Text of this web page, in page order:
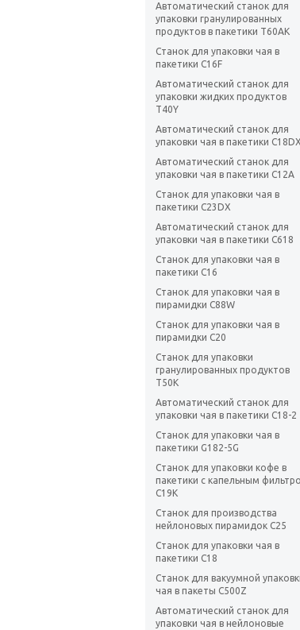
Автоматический станок для
упаковки гранулированных
продуктов в пакетики T60AK
Станок для упаковки чая в
пакетики C16F
Автоматический станок для
упаковки жидких продуктов
T40Y
Автоматический станок для
упаковки чая в пакетики C18DX
Автоматический станок для
упаковки чая в пакетики C12A
Станок для упаковки чая в
пакетики C23DX
Автоматический станок для
упаковки чая в пакетики C618
Станок для упаковки чая в
пакетики C16
Станок для упаковки чая в
пирамидки C88W
Станок для упаковки чая в
пирамидки C20
Станок для упаковки
гранулированных продуктов
T50K
Автоматический станок для
упаковки чая в пакетики C18-2
Станок для упаковки чая в
пакетики G182-5G
Станок для упаковки кофе в
пакетики с капельным
C19K
Станок для производства
нейлоновых пирамидок C25
Станок для упаковки чая в
пакетики C18
Станок для вакуумной
чая в пакеты C500Z
Автоматический станок для
упаковки чая в нейлоновые